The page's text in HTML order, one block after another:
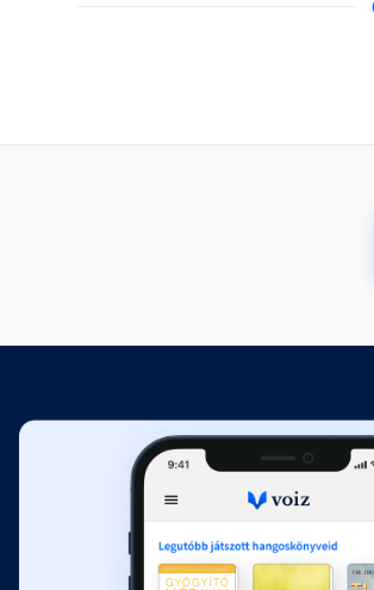
2. lecke: Karcsú és nem
3. lecke: Állíts oltárt!
4. lecke: Ébreszd fel valódi
Fejezet hossza: 00:34:43
5. lecke: Kezdj szerelmi